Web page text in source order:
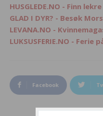
HUSGLEDE.NO - Finn
GLAD I DYR? - Besøk
LEVANA.NO -
LUKSUSFERIE.NO - Ferie
Facebook